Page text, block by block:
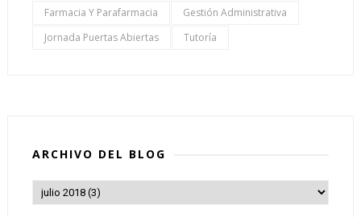
Farmacia Y Parafarmacia
Gestión Administrativa
Jornada Puertas Abiertas
Tutoría
ARCHIVO DEL BLOG